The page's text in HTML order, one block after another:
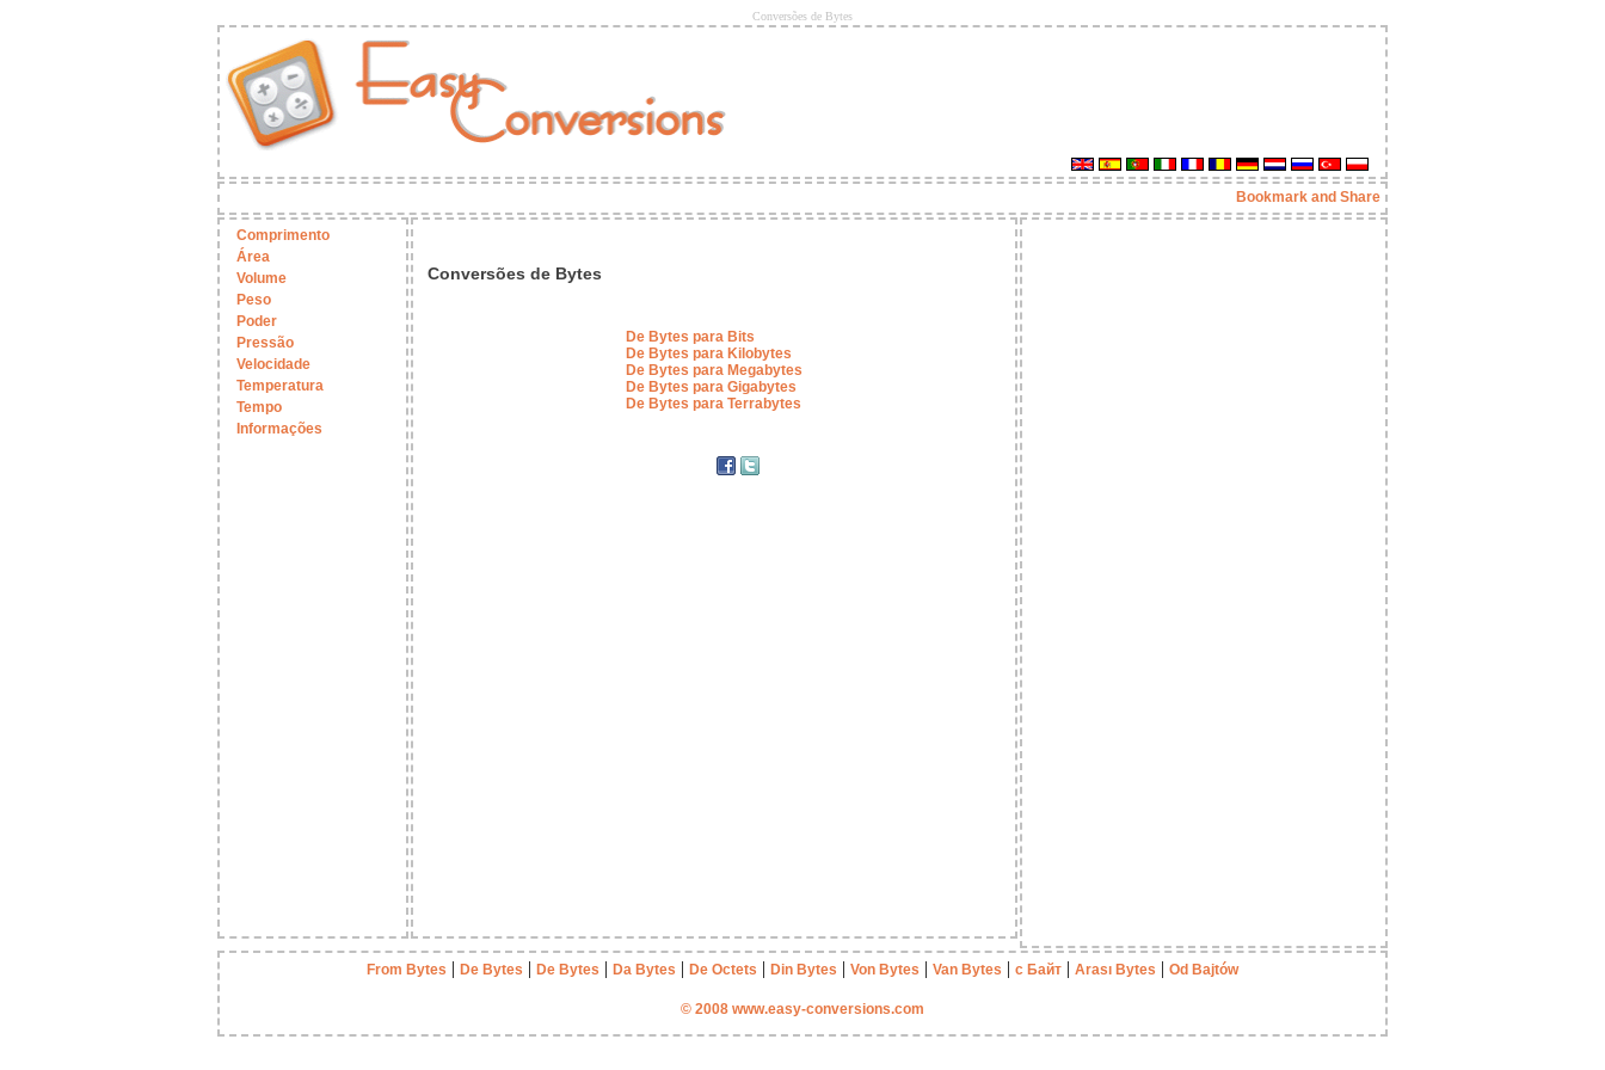
Conversões de Bytes
Comprimento
Área
Volume
Peso
Poder
Pressão
Velocidade
Temperatura
Tempo
Informações
Conversões de Bytes
De Bytes para Bits
De Bytes para Kilobytes
De Bytes para Megabytes
De Bytes para Gigabytes
De Bytes para Terrabytes
From Bytes De Bytes De Bytes Da Bytes De Octets Din Bytes Von Bytes Van Bytes с Байт Arası Bytes Od Bajtów
© 2008 www.easy-conversions.com